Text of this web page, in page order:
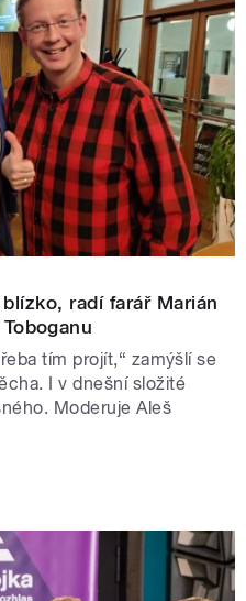
radí farář Marián
tím projít,“ zamýšlí se
I v dnešní složité
Moderuje Aleš